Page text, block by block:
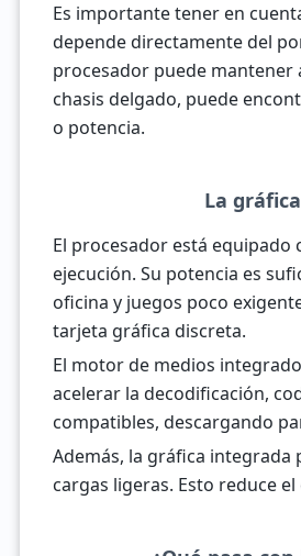
Es importante tener en
depende directamente del
procesador puede
chasis delgado, puede
o potencia.
La
El procesador está equipado
ejecución. Su potencia es
oficina y juegos poco
tarjeta gráfica discreta.
El motor de medios
acelerar la decodificación,
compatibles, descargando
Además, la gráfica integrada
cargas ligeras. Esto reduce